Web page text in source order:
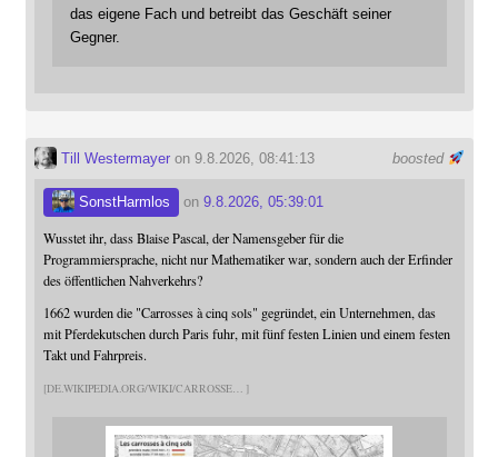
das eigene Fach und betreibt das Geschäft seiner
Gegner.
boosted
Till Westermayeron 9.8.2026, 08:41:13
SonstHarmlos on 9.8.2026, 05:39:01
Wusstet ihr, dass Blaise Pascal, der Namensgeber für die
Programmiersprache, nicht nur Mathematiker war, sondern auch der Erfinder
des öffentlichen Nahverkehrs?
1662 wurden die "Carrosses à cinq sols" gegründet, ein Unternehmen, das
mit Pferdekutschen durch Paris fuhr, mit fünf festen Linien und einem festen
Takt und Fahrpreis.
DE.WIKIPEDIA.ORG/WIKI/CARROSSE